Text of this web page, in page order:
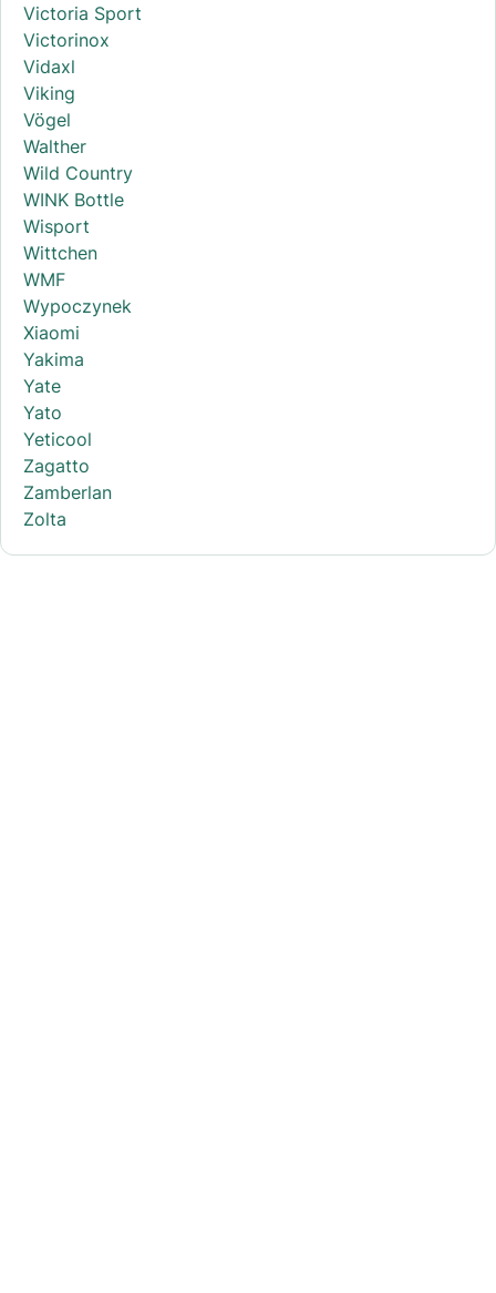
Victoria Sport
Victorinox
Vidaxl
Viking
Vögel
Walther
Wild Country
WINK Bottle
Wisport
Wittchen
WMF
Wypoczynek
Xiaomi
Yakima
Yate
Yato
Yeticool
Zagatto
Zamberlan
Zolta